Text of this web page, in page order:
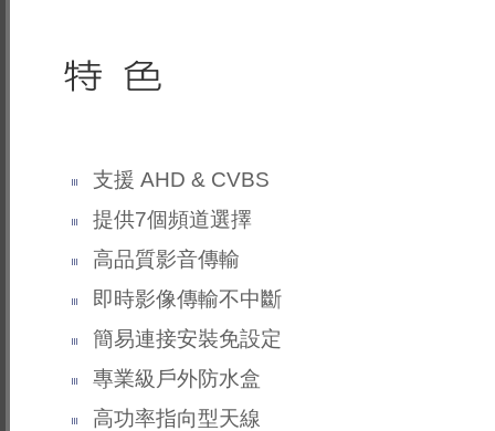
支援 AHD & CVBS
提供7個頻道選擇
高品質影音傳輸
即時影像傳輸不中斷
簡易連接安裝免設定
專業級戶外防水盒
高功率指向型天線